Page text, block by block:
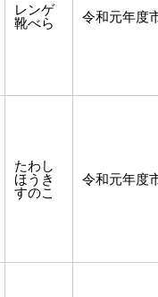
レンゲ
靴べら
令和元年度
たわし
ほうき
すのこ
令和元年度